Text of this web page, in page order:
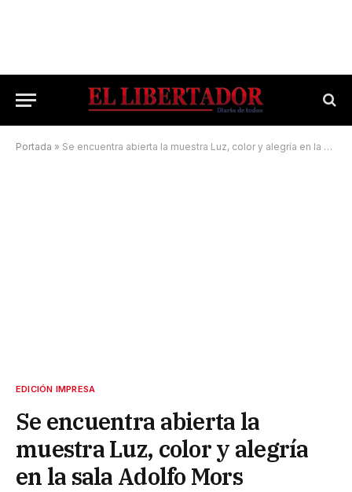
Portada » Se encuentra abierta la muestra Luz, color y alegría en la sala Adolfo Mors
EDICIÓN IMPRESA
Se encuentra abierta la
muestra Luz, color y alegría
en la sala Adolfo Mors